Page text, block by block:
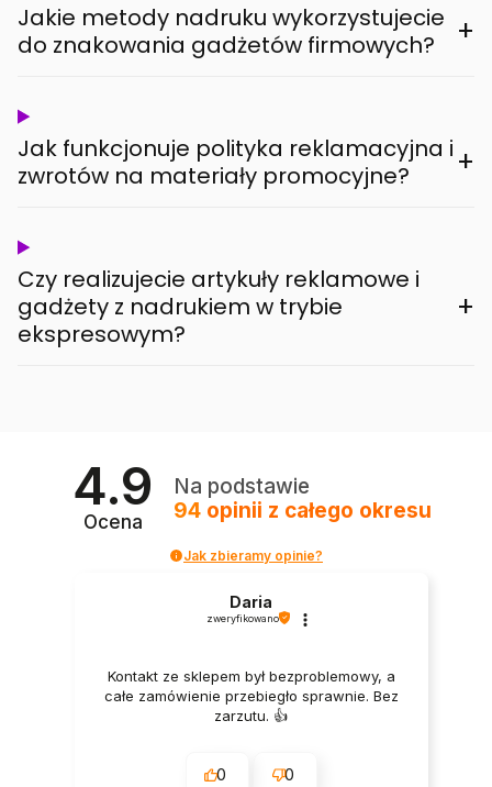
Jakie metody nadruku wykorzystujecie
do znakowania gadżetów firmowych?
+
Jak funkcjonuje polityka reklamacyjna i
zwrotów na materiały promocyjne?
+
Czy realizujecie artykuły reklamowe i
gadżety z nadrukiem w trybie
ekspresowym?
+
4.9
Ocena
Na podstawie
94 opinii z całego okresu
Jak zbieramy opinie?
Daria
zweryfikowano
Kontakt ze sklepem był bezproblemowy, a
całe zamówienie przebiegło sprawnie. Bez
zarzutu. 👍️
0 0